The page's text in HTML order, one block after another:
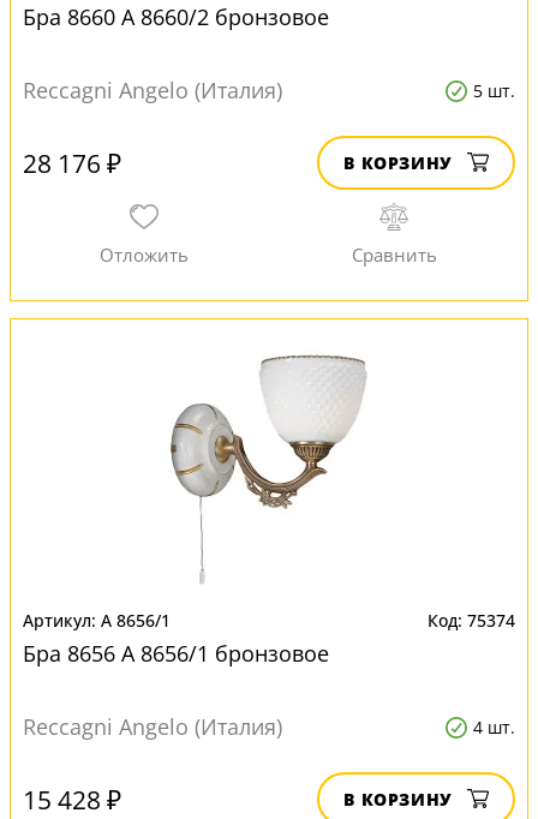
Бра 8660 A 8660/2 бронзовое
Reccagni Angelo (Италия) 5 шт.
28 176 ₽ В КОРЗИНУ
A 8656/1 75374
Бра 8656 A 8656/1 бронзовое
Reccagni Angelo (Италия) 4 шт.
15 428 ₽ В КОРЗИНУ